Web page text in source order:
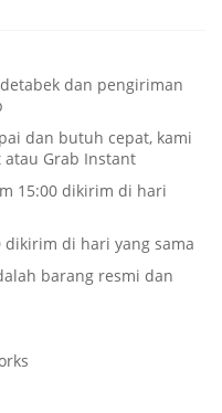
dan pengiriman
dan butuh cepat, kami
atau Grab Instant
15:00 dikirim di hari
di hari yang sama
barang resmi dan